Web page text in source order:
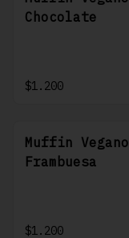
Chocolate
$1.200
Muffin Vegano
Frambuesa
$1.200